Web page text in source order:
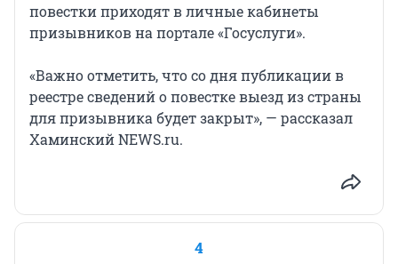
повестки приходят в личные кабинеты
призывников на портале «Госуслуги».
«Важно отметить, что со дня публикации в
реестре сведений о повестке выезд из страны
для призывника будет закрыт», — рассказал
Хаминский NEWS.ru.
4